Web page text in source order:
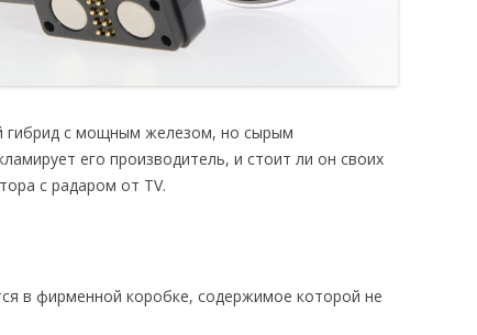
гибрид с мощным железом, но сырым
его производитель, и стоит ли он своих
с радаром от TV.
в фирменной коробке, содержимое которой не